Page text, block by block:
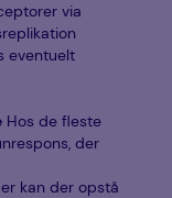
via
eventuelt
Hos de fleste
der
kan der opstå